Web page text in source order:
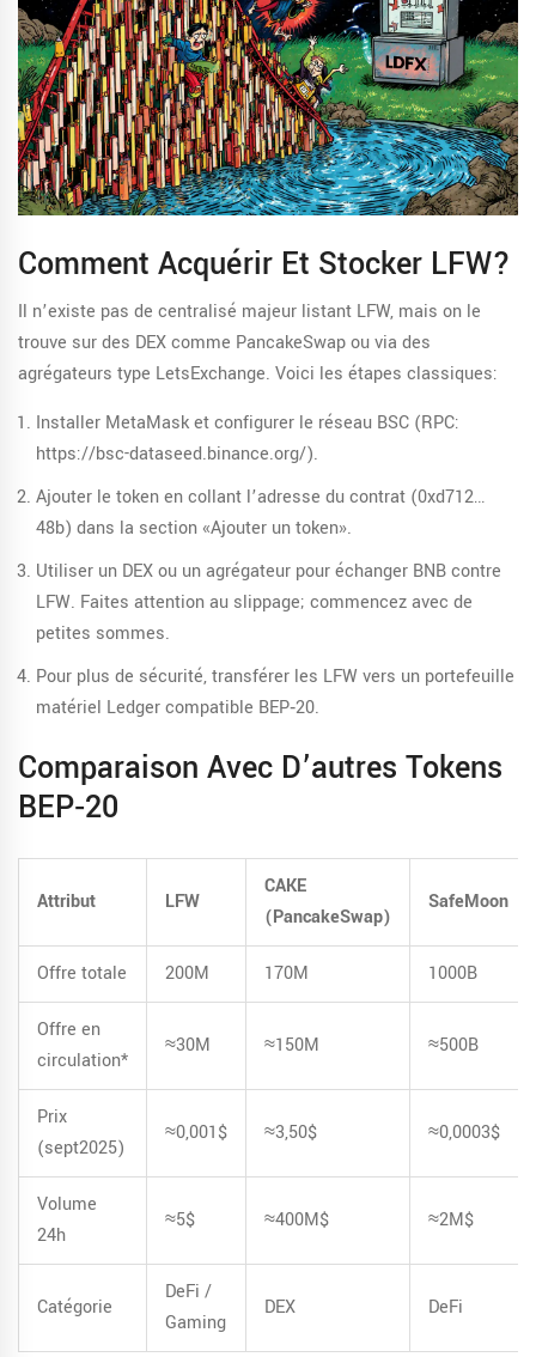
Comment Acquérir Et Stocker LFW?
Il n’existe pas de centralisé majeur listant LFW, mais on le
trouve sur des DEX comme PancakeSwap ou via des
agrégateurs type LetsExchange. Voici les étapes classiques:
Installer MetaMasket configurer le réseau BSC (RPC:
https://bsc-dataseed.binance.org/).
Ajouter le token en collant l’adresse du contrat (0xd712…
48b) dans la section «Ajouter un token».
Utiliser un DEX ou un agrégateur pour échanger BNB contre
LFW. Faites attention au slippage; commencez avec de
petites sommes.
Pour plus de sécurité, transférer les LFW vers un portefeuille
matériel Ledgercompatible BEP‑20.
Comparaison Avec D’autres Tokens
BEP‑20
Attribut LFW
CAKE
(PancakeSwap)
SafeMoon
Offre totale 200M 170M 1000B
Offre en
circulation*
≈30M ≈150M ≈500B
Prix
(sept2025)
≈0,001$ ≈3,50$ ≈0,0003$
Volume
24h
≈5$ ≈400M$ ≈2M$
Catégorie
DeFi /
Gaming
DEX DeFi